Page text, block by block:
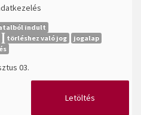
indult
törléshez való jog
jogalap
03.
Letöltés